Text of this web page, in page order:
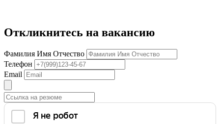
Откликнитесь на вакансию
Фамилия Имя Отчество
Телефон
Email